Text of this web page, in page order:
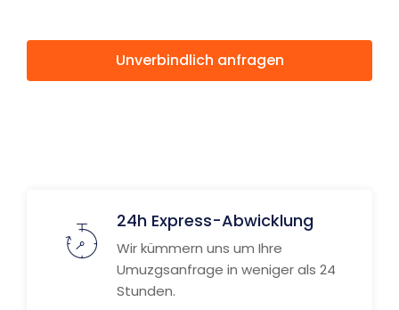
Unverbindlich anfragen
24h Express-Abwicklung
Wir kümmern uns um Ihre
Umuzgsanfrage in weniger als 24
Stunden.